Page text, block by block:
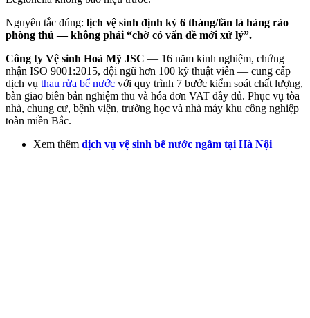
Nguyên tắc đúng: lịch vệ sinh định kỳ 6 tháng/lần là hàng rào
phòng thủ — không phải “chờ có vấn đề mới xử lý”.
Công ty Vệ sinh Hoà Mỹ JSC — 16 năm kinh nghiệm, chứng
nhận ISO 9001:2015, đội ngũ hơn 100 kỹ thuật viên — cung cấp
dịch vụ thau rửa bể nước với quy trình 7 bước kiểm soát chất lượng,
bàn giao biên bản nghiệm thu và hóa đơn VAT đầy đủ. Phục vụ tòa
nhà, chung cư, bệnh viện, trường học và nhà máy khu công nghiệp
toàn miền Bắc.
Xem thêm dịch vụ vệ sinh bể nước ngầm tại Hà Nội